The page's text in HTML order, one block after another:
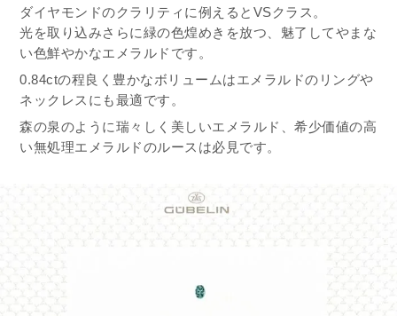
ダイヤモンドのクラリティに例えるとVSクラス。
光を取り込みさらに緑の色煌めきを放つ、魅了してやまな
い色鮮やかなエメラルドです。
0.84ctの程良く豊かなボリュームはエメラルドのリングや
ネックレスにも最適です。
森の泉のように瑞々しく美しいエメラルド、希少価値の高
い無処理エメラルドのルースは必見です。